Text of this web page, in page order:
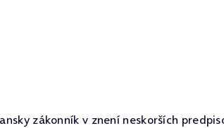
zákonník v znení neskorších